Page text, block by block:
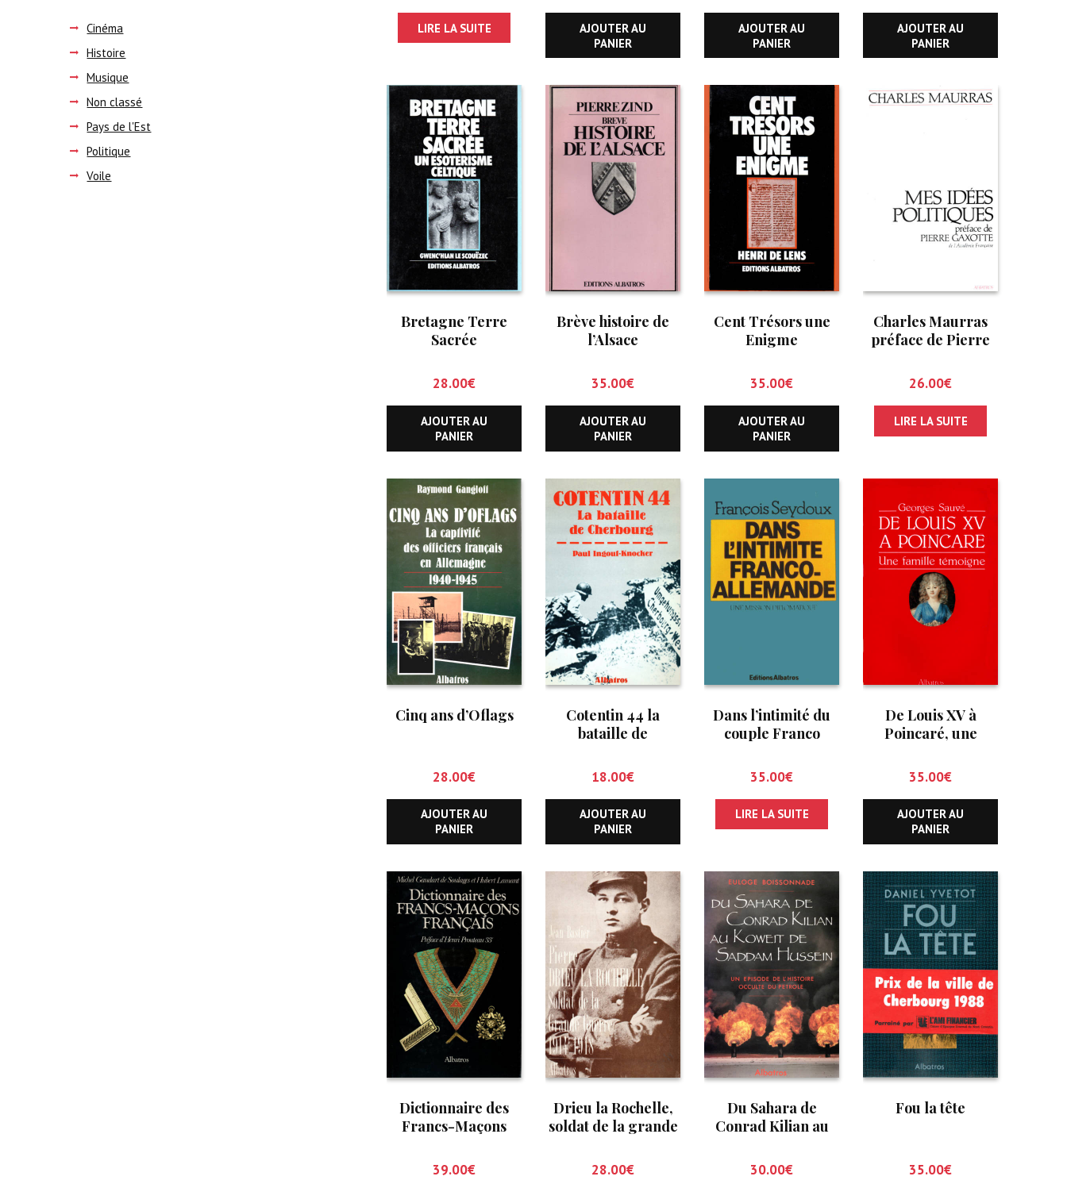
LIRE LA SUITE
AJOUTER AU
PANIER
AJOUTER AU
PANIER
AJOUTER AU
PANIER
Bretagne Terre
Sacrée
28.00€
AJOUTER AU
PANIER
Brève histoire de
l’Alsace
35.00€
AJOUTER AU
PANIER
Cent Trésors une
Enigme
35.00€
AJOUTER AU
PANIER
Charles Maurras
préface de Pierre
l’Académie
Française
26.00€
LIRE LA SUITE
Cinq ans d’Oflags
28.00€
AJOUTER AU
PANIER
Cotentin 44 la
bataille de
18.00€
AJOUTER AU
PANIER
Dans l’intimité du
couple Franco
35.00€
LIRE LA SUITE
De Louis XV à
Poincaré, une
35.00€
AJOUTER AU
PANIER
Dictionnaire des
Francs-Maçons
39.00€
Drieu la Rochelle,
soldat de la grande
28.00€
Du Sahara de
Conrad Kilian au
Hussein
30.00€
Fou la tête
35.00€
Cinéma
Histoire
Musique
Non classé
Pays de l'Est
Politique
Voile